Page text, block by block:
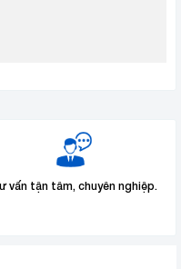
vấn tận tâm, chuyên nghiệp.